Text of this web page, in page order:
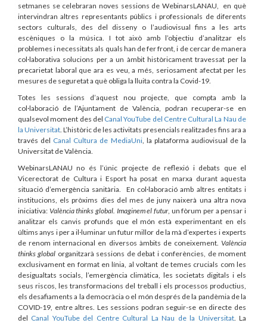
setmanes se celebraran noves sessions de WebinarsLANAU, en què
intervindran altres representants públics i professionals de diferents
sectors culturals, des del disseny o l’audiovisual fins a les arts
escèniques o la música. I tot això amb l’objectiu d’analitzar els
problemes i necessitats als quals han de fer front, i de cercar de manera
col·laborativa solucions per a un àmbit històricament travessat per la
precarietat laboral que ara es veu, a més, seriosament afectat per les
mesures de seguretat a què obliga la lluita contra la Covid-19.
Totes les sessions d’aquest nou projecte, que compta amb la
col·laboració de l’Ajuntament de València, podran recuperar-se en
qualsevol moment des del Canal YouTube del Centre Cultural La Nau de
la Universitat . L’històric de les activitats presencials realitzades fins ara a
través del Canal Cultura de MediaUni, la plataforma audiovisual de la
Universitat de València.
WebinarsLANAU no és l’únic projecte de reflexió i debats que el
Vicerectorat de Cultura i Esport ha posat en marxa durant aquesta
situació d’emergència sanitària. En col·laboració amb altres entitats i
institucions, els pròxims dies del mes de juny naixerà una altra nova
iniciativa: València thinks global. Imaginem el futur, un fòrum per a pensar i
analitzar els canvis profunds que el món està experimentant en els
últims anys i per a il·luminar un futur millor de la mà d’expertes i experts
de renom internacional en diversos àmbits de coneixement. València
thinks global organitzarà sessions de debat i conferències, de moment
exclusivament en format en línia, al voltant de temes crucials com les
desigualtats socials, l’emergència climàtica, les societats digitals i els
seus riscos, les transformacions del treball i els processos productius,
els desafiaments a la democràcia o el món després de la pandèmia de la
COVID-19, entre altres. Les sessions podran seguir-se en directe des
del Canal YouTube del Centre Cultural La Nau de la Universitat. La